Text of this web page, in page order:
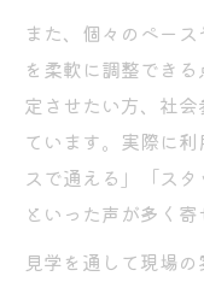
また、個々のペー
を柔軟に調整でき
定させたい方、社
ています。実際に
スで通える」「スタ
といった声が多く寄
見学を通して現場